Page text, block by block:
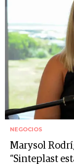
NEGOCIOS
Marysol
“Sinteplast